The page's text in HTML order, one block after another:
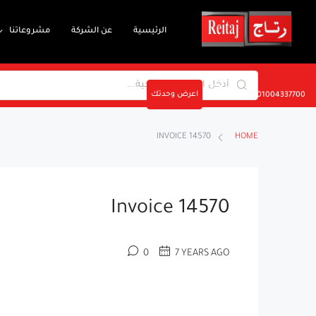
الرئيسية عن الشركة مشروعاتنا
01004337700 اعرض وحدتك
HOME
INVOICE 14570
Invoice 14570
7 YEARS AGO
0